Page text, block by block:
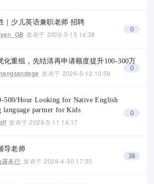
0
｜少儿英语兼职老师 招聘
发布于 2026-5-15 14:38
0
化重组，先结清再申请额度提升100-300万
发布于 2026-5-12 10:59
0
500/Hour Looking for Native English
language partner for Kids
发布于 2026-5-11 14:17
38
导老师
露未已 发布于 2026-4-30 17:35